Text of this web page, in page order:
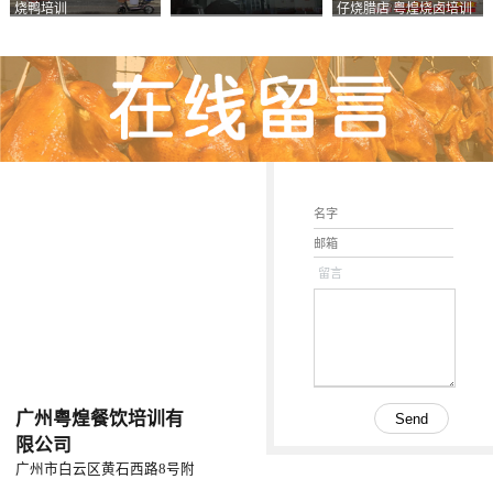
烧鸭培训
仔烧腊店 粤煌烧卤培训
广州粤煌餐饮培训有
限公司
广州市白云区黄石西路8号附
留言